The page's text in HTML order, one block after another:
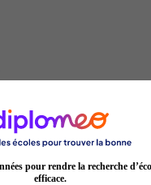
alternance
pour rendre la recherche
efficace.